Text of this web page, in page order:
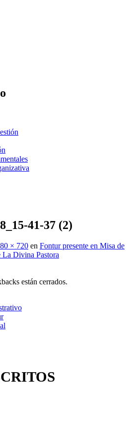
41-37 (2)
× 720 en Fontur presente en Misa de
La Divina Pastora
están cerrados.